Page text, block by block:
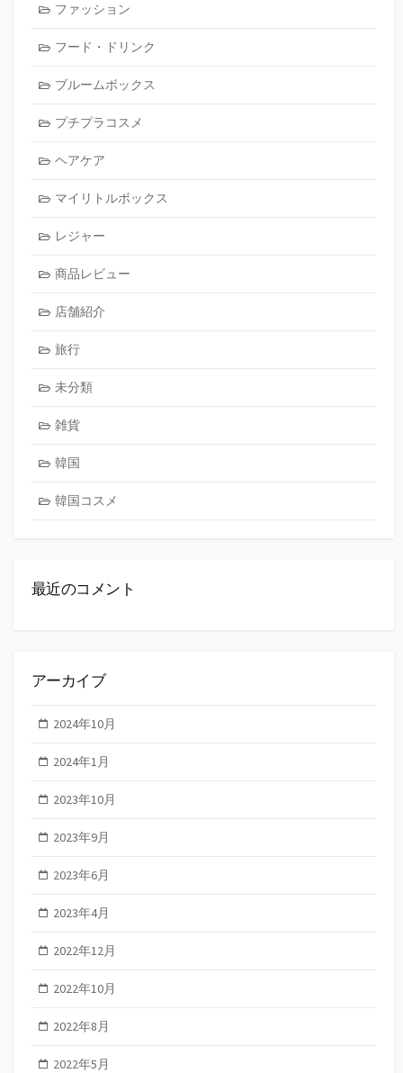
ファッション
フード・ドリンク
ブルームボックス
プチプラコスメ
ヘアケア
マイリトルボックス
レジャー
商品レビュー
店舗紹介
旅行
未分類
雑貨
韓国
韓国コスメ
最近のコメント
アーカイブ
2024年10月
2024年1月
2023年10月
2023年9月
2023年6月
2023年4月
2022年12月
2022年10月
2022年8月
2022年5月